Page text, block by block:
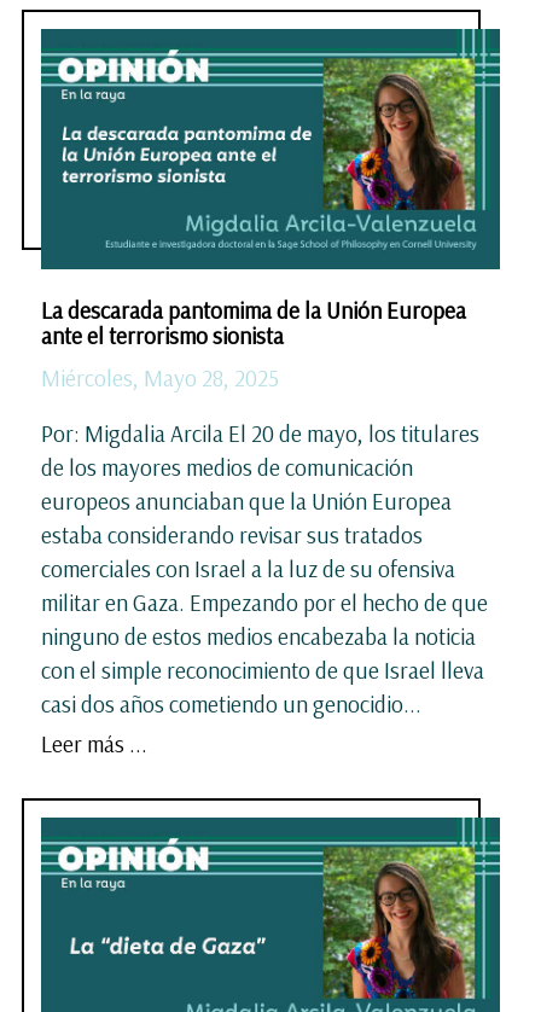
La descarada pantomima de la Unión Europea
ante el terrorismo sionista
Miércoles, Mayo 28, 2025
Por: Migdalia Arcila El 20 de mayo, los titulares
de los mayores medios de comunicación
europeos anunciaban que la Unión Europea
estaba considerando revisar sus tratados
comerciales con Israel a la luz de su ofensiva
militar en Gaza. Empezando por el hecho de que
ninguno de estos medios encabezaba la noticia
con el simple reconocimiento de que Israel lleva
casi dos años cometiendo un genocidio...
Leer más ...